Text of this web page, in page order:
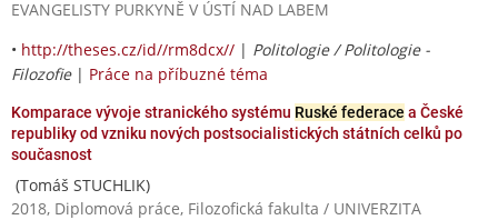
EVANGELISTY PURKYNĚ V ÚSTÍ NAD LABEM
• http://theses.cz/id//rm8dcx// | Politologie / Politologie -
Filozofie| Práce na příbuzné téma
Komparace vývoje stranického systému Ruské federace a České
republiky od vzniku nových postsocialistických státních celků po
současnost
(Tomáš STUCHLIK)
2018, Diplomová práce, Filozofická fakulta / UNIVERZITA